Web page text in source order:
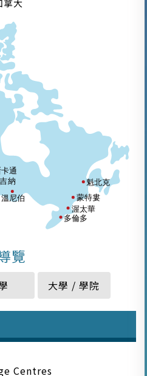
拿大
覽
覽
大學 / 學院
Centres